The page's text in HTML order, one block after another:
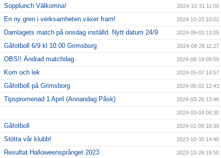
Sopplunch Välkomna! 2024-10-31 11:00
En ny gren i verksamheten växer fram! 2024-10-23 10:02
Damlagets match på onsdag inställd. Nytt datum 24/9 2024-09-03 13:05
Gåfotboll 6/9 kl 10.00 Grimsborg 2024-08-28 11:27
OBS!! Ändrad matchdag 2024-08-19 09:59
Kom och lek 2024-05-07 14:57
Gåfotboll på Grimsborg 2024-05-02 12:43
Tipspromenad 1 April (Annandag Påsk) 2024-03-26 13:46
2024-03-04 08:30
Gåfotboll 2024-01-09 10:39
Stötta vår klubb! 2023-10-30 14:48
Resultat Halloweensprånget 2023 2023-10-28 18:50